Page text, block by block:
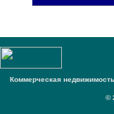
Коммерческая
©